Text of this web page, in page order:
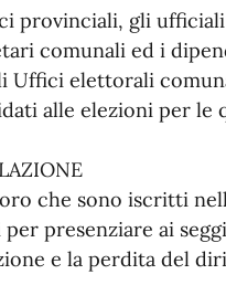
provinciali, gli
comunali ed i
Uffici elettorali
alle elezioni per le
che sono iscritti
presenziare ai
e la perdita del